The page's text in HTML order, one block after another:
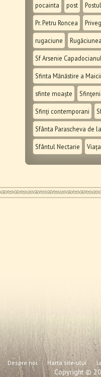
pocainta post
Pr. Petru Roncea
rugaciune Rugăciunea
Sf Arsenie Capadocianul
Sfinta Mănăstire a
sfinte moaște
Sfinți contemporani
Sfânta Parascheva de
Sfântul Nectarie
Despre noi Harta site-ului
Copyright ©